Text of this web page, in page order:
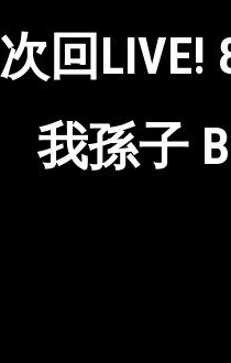
次回LIVE!
我孫子